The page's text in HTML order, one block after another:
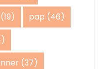
(19) pap (46)
(37)